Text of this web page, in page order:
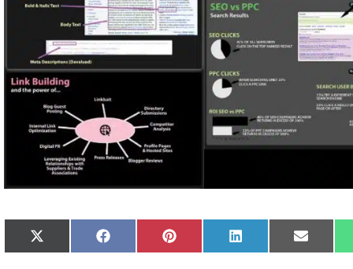
Compartir
en
X
(Twitter)
Compartir
en
Facebook Compartir
en
Pinterest
Compartir
en
LinkedIn
en
Email